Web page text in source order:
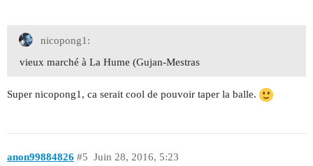
nicopong1:
vieux marché à La Hume (Gujan-Mestras
Super nicopong1, ca serait cool de pouvoir taper la balle.
anon99884826 Juin 28, 2016, 5:23
#5